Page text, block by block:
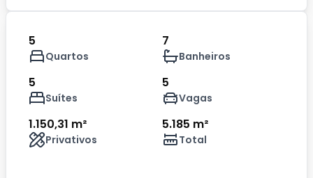
5
Quartos
7
Banheiros
5
Suítes
5
Vagas
1.150,31 m²
Privativos
5.185 m²
Total